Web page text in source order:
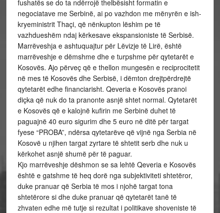
fushatës se do ta ndërrojë thelbësisht formatin e
negociatave me Serbinë, ai po vazhdon me mënyrën e ish-
kryeministrit Thaçi, që nënkupton lëshim pe të
vazhdueshëm ndaj kërkesave ekspansioniste të Serbisë.
Marrëveshja e ashtuquajtur për Lëvizje të Lirë, është
marrëveshje e dëmshme dhe e turpshme për qytetarët e
Kosovës. Ajo përveç që e thellon mungesën e reciprocitetit
në mes të Kosovës dhe Serbisë, i dëmton drejtpërdrejtë
qytetarët edhe financiarisht. Qeveria e Kosovës pranoi
diçka që nuk do ta pranonte asnjë shtet normal. Qytetarët
e Kosovës që e kalojnë kufirin me Serbinë duhet të
paguajnë 40 euro sigurim dhe 5 euro në ditë për targat
fyese “PROBA”, ndërsa qytetarëve që vijnë nga Serbia në
Kosovë u njihen targat zyrtare të shtetit serb dhe nuk u
kërkohet asnjë shumë për të paguar.
Kjo marrëveshje dëshmon se sa lehtë Qeveria e Kosovës
është e gatshme të heq dorë nga subjektiviteti shtetëror,
duke pranuar që Serbia të mos i njohë targat tona
shtetërore si dhe duke pranuar që qytetarët tanë të
zhvaten edhe më tutje si rezultat i politikave shoveniste të